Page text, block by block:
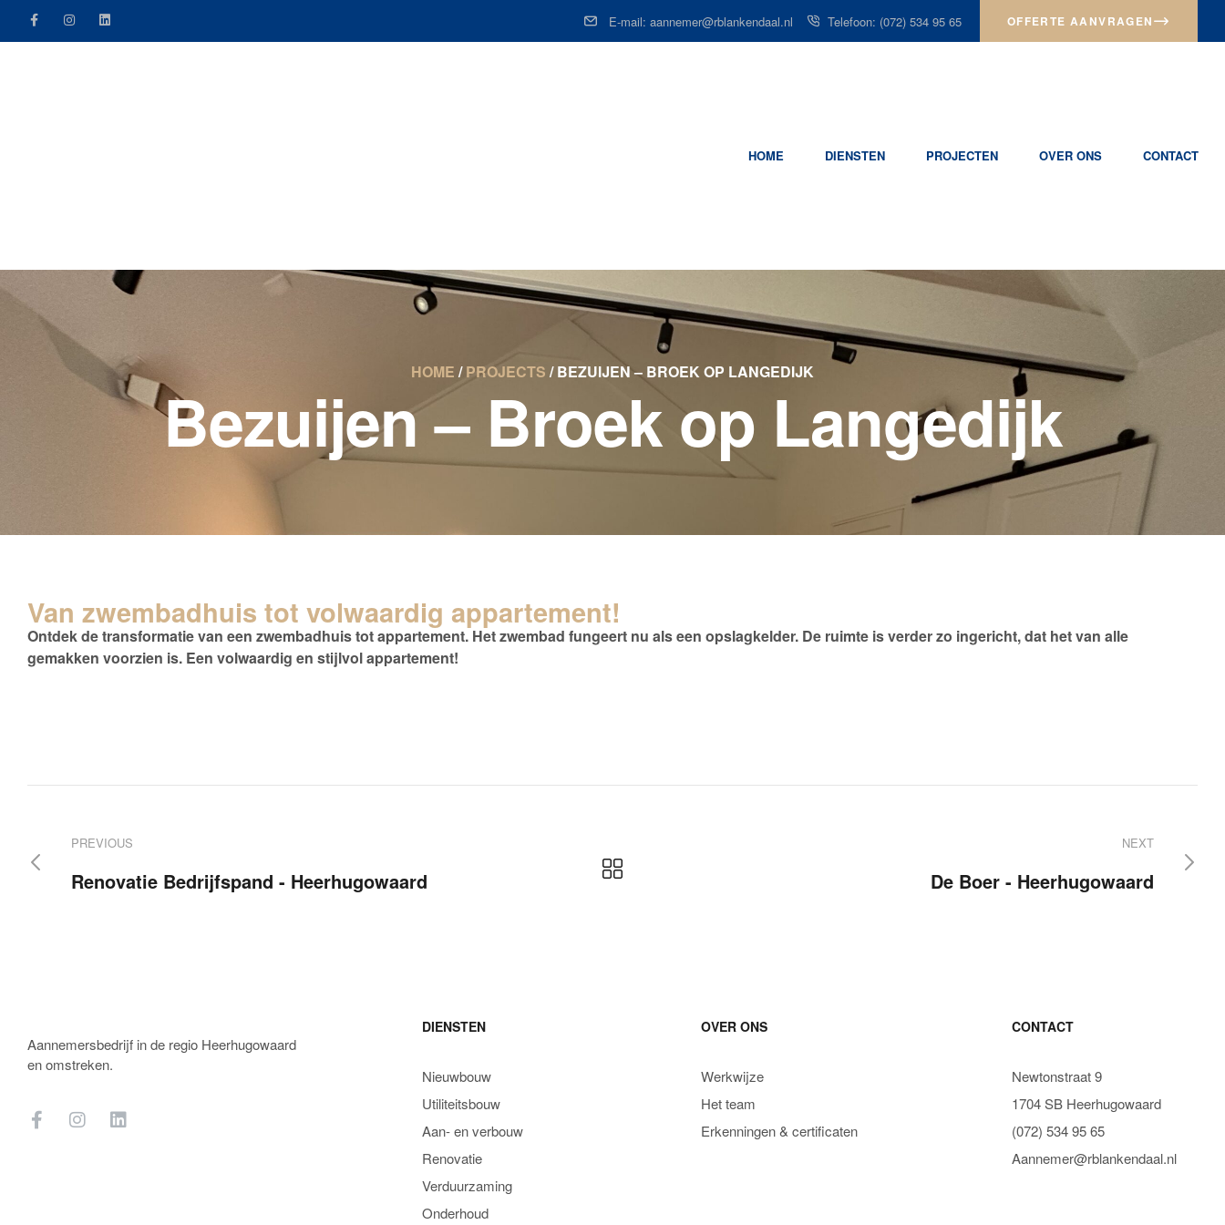
E-mail: aannemer@rblankendaal.nl Telefoon: (072) 534 95 65 OFFERTE AANVRAGEN
HOME DIENSTEN PROJECTEN OVER ONS CONTACT
HOME /PROJECTS /BEZUIJEN – BROEK OP LANGEDIJK
Bezuijen – Broek op Langedijk
Van zwembadhuis tot volwaardig appartement!
Ontdek de transformatie van een zwembadhuis tot appartement. Het zwembad fungeert nu als een opslagkelder. De ruimte is verder zo ingericht, dat het van alle
gemakken voorzien is. Een volwaardig en stijlvol appartement!
PREVIOUS
Renovatie Bedrijfspand - Heerhugowaard
NEXT
De Boer - Heerhugowaard
Aannemersbedrijf in de regio Heerhugowaard
en omstreken.
DIENSTEN
Nieuwbouw
Utiliteitsbouw
Aan- en verbouw
Renovatie
Verduurzaming
Onderhoud
OVER ONS
Werkwijze
Het team
Erkenningen & certificaten
CONTACT
Newtonstraat 9
1704 SB Heerhugowaard
(072) 534 95 65
Aannemer@rblankendaal.nl